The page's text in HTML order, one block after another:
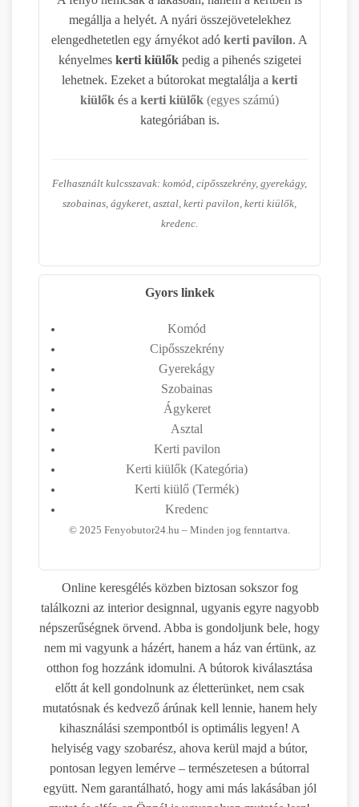
megállja a helyét. A nyári összejövetelekhez
elengedhetetlen egy árnyékot adó kerti pavilon. A
kényelmes kerti kiülőkpedig a pihenés szigetei
lehetnek. Ezeket a bútorokat megtalálja a kerti
kiülők és a kerti kiülők (egyes számú)
kategóriában is.
Felhasznált kulcsszavak: komód, cipősszekrény, gyerekágy,
szobainas, ágykeret, asztal, kerti pavilon, kerti kiülők,
kredenc.
Gyors linkek
Komód
Cipősszekrény
Gyerekágy
Szobainas
Ágykeret
Asztal
Kerti pavilon
Kerti kiülők (Kategória)
Kerti kiülő (Termék)
Kredenc
© 2025 Fenyobutor24.hu – Minden jog fenntartva.
Online keresgélés közben biztosan sokszor fog
találkozni az interior designnal, ugyanis egyre nagyobb
népszerűségnek örvend. Abba is gondoljunk bele, hogy
nem mi vagyunk a házért, hanem a ház van értünk, az
otthon fog hozzánk idomulni. A bútorok kiválasztása
előtt át kell gondolnunk az életterünket, nem csak
mutatósnak és kedvező árúnak kell lennie, hanem hely
kihasználási szempontból is optimális legyen! A
helyiség vagy szobarész, ahova kerül majd a bútor,
pontosan legyen lemérve – természetesen a bútorral
együtt. Nem garantálható, hogy ami más lakásában jól